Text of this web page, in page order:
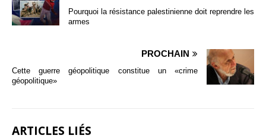
Pourquoi la résistance palestinienne doit reprendre les
armes
PROCHAIN
Cette guerre géopolitique constitue un «crime
géopolitique»
ARTICLES LIÉS